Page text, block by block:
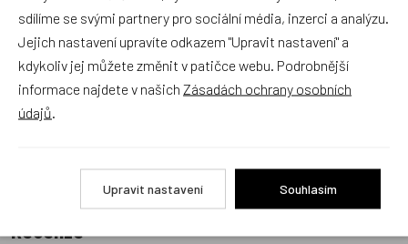
odrážejí výhradně názory a stanoviska zákazníků. Provozovatel
e-shopu Dráček.cz texty zákazníků předem neschvaluje ani
neověřuje.
Zatím zde nejsou žádné dotazy. Buďte první, kdo se zeptá!
Recenze
sdílíme se svými partnery pro sociální média, inzerci a analýzu.
Jejich nastavení upravíte odkazem "Upravit nastavení" a
kdykoliv jej můžete změnit v patičce webu. Podrobnější
informace najdete v našich Zásadách ochrany osobních
údajů
Upravit nastavení Souhlasím